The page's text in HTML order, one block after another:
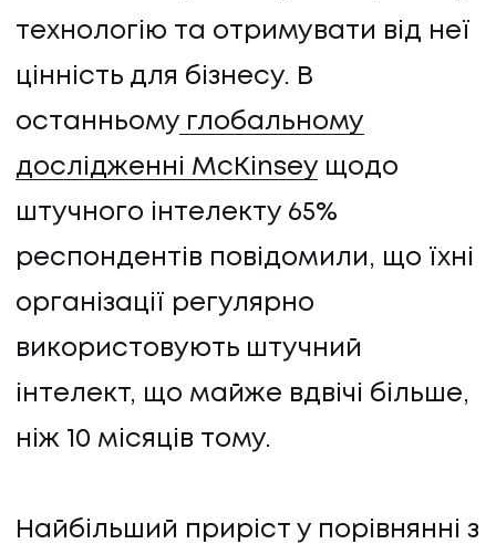
технологію та отримувати від неї
цінність для бізнесу. В
останньому глобальному
дослідженні McKinsey щодо
штучного інтелекту 65%
респондентів повідомили, що їхні
організації регулярно
використовують штучний
інтелект, що майже вдвічі більше,
ніж 10 місяців тому.
Найбільший приріст у порівнянні з